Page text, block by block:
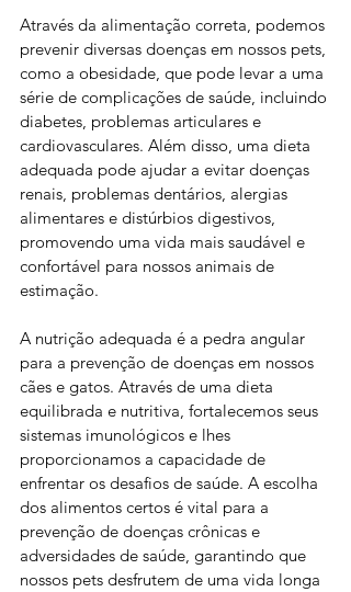
Através da alimentação correta, podemos
prevenir diversas doenças em nossos pets,
como a obesidade, que pode levar a uma
série de complicações de saúde, incluindo
diabetes, problemas articulares e
cardiovasculares. Além disso, uma dieta
adequada pode ajudar a evitar doenças
renais, problemas dentários, alergias
alimentares e distúrbios digestivos,
promovendo uma vida mais saudável e
confortável para nossos animais de
estimação.
A nutrição adequada é a pedra angular
para a prevenção de doenças em nossos
cães e gatos. Através de uma dieta
equilibrada e nutritiva, fortalecemos seus
sistemas imunológicos e lhes
proporcionamos a capacidade de
enfrentar os desafios de saúde. A escolha
dos alimentos certos é vital para a
prevenção de doenças crônicas e
adversidades de saúde, garantindo que
nossos pets desfrutem de uma vida longa